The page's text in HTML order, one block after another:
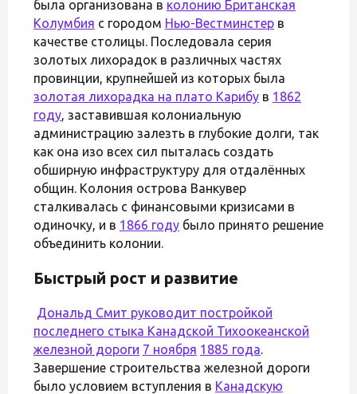
была организована в колонию Британская
Колумбия с городом Нью-Вестминстер в
качестве столицы. Последовала серия
золотых лихорадок в различных частях
провинции, крупнейшей из которых была
золотая лихорадка на плато Карибу в 1862
году, заставившая колониальную
администрацию залезть в глубокие долги, так
как она изо всех сил пыталась создать
обширную инфраструктуру для отдалённых
общин. Колония острова Ванкувер
сталкивалась с финансовыми кризисами в
одиночку, и в 1866 году было принято решение
объединить колонии.
Быстрый рост и развитие
Дональд Смит руководит постройкой
последнего стыка Канадской Тихоокеанской
железной дороги 7 ноября 1885 года.
Завершение строительства железной дороги
было условием вступления в Канадскую